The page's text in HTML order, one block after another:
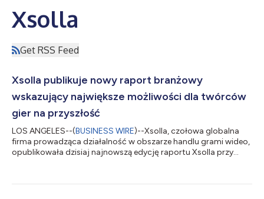
Xsolla
Get RSS Feed
Xsolla publikuje nowy raport branżowy
wskazujący największe możliwości dla twórców
gier na przyszłość
LOS ANGELES--(BUSINESS WIRE)--Xsolla, czołowa globalna
firma prowadząca działalność w obszarze handlu grami wideo,
opublikowała dzisiaj najnowszą edycję raportu Xsolla przy
przedstawia informacje będące owocem współpracy z